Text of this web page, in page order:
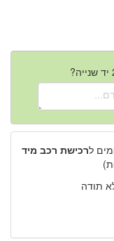
לרכישת רכב מיד
תודה